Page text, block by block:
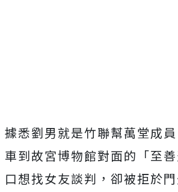
據悉劉男就是竹聯幫萬堂成
車到故宮博物館對面的「至
口想找女友談判，卻被拒於